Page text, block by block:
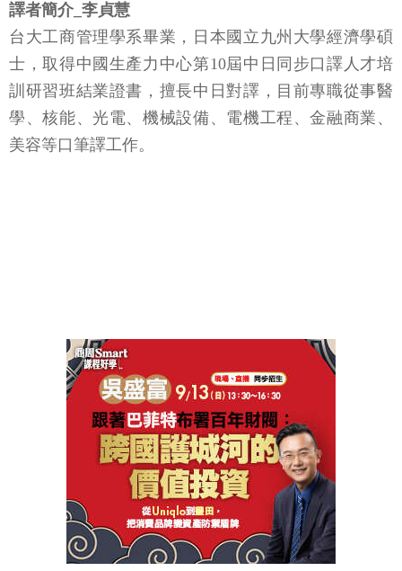
譯者簡介_李貞慧
台大工商管理學系畢業，日本國立九州大學經濟學碩
士，取得中國生產力中心第10屆中日同步口譯人才培
訓研習班結業證書，擅長中日對譯，目前專職從事醫
學、核能、光電、機械設備、電機工程、金融商業、
美容等口筆譯工作。